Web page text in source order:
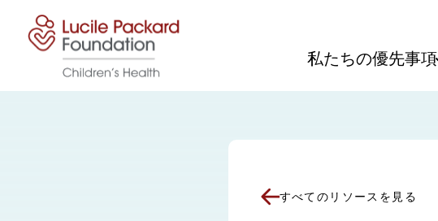
コンテンツにスキップ
私たちの優先事項
すべてのリソースを見る